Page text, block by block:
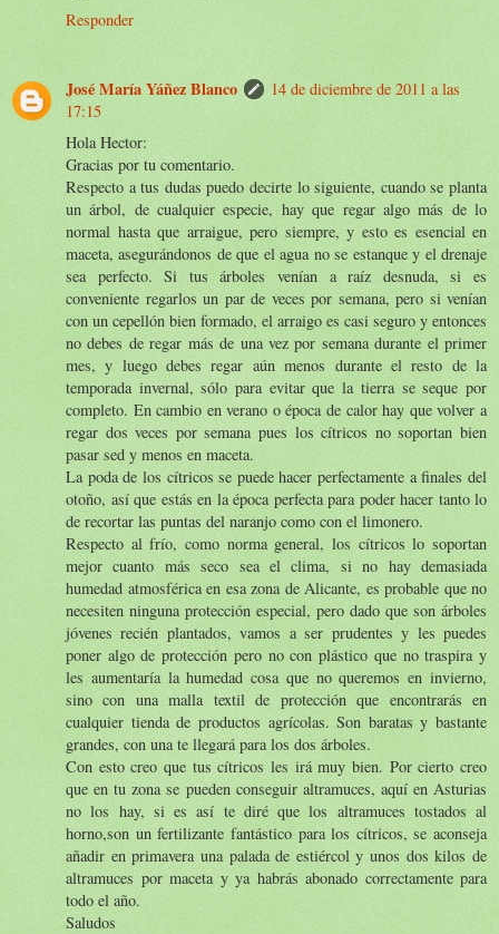
Responder
José María Yáñez Blanco
14 de diciembre de 2011 a las
17:15
Hola Hector:
Gracias por tu comentario.
Respecto a tus dudas puedo decirte lo siguiente, cuando se planta
un árbol, de cualquier especie, hay que regar algo más de lo
normal hasta que arraigue, pero siempre, y esto es esencial en
maceta, asegurándonos de que el agua no se estanque y el drenaje
sea perfecto. Si tus árboles venían a raíz desnuda, si es
conveniente regarlos un par de veces por semana, pero si venían
con un cepellón bien formado, el arraigo es casi seguro y entonces
no debes de regar más de una vez por semana durante el primer
mes, y luego debes regar aún menos durante el resto de la
temporada invernal, sólo para evitar que la tierra se seque por
completo. En cambio en verano o época de calor hay que volver a
regar dos veces por semana pues los cítricos no soportan bien
pasar sed y menos en maceta.
La poda de los cítricos se puede hacer perfectamente a finales del
otoño, así que estás en la época perfecta para poder hacer tanto lo
de recortar las puntas del naranjo como con el limonero.
Respecto al frío, como norma general, los cítricos lo soportan
mejor cuanto más seco sea el clima, si no hay demasiada
humedad atmosférica en esa zona de Alicante, es probable que no
necesiten ninguna protección especial, pero dado que son árboles
jóvenes recién plantados, vamos a ser prudentes y les puedes
poner algo de protección pero no con plástico que no traspira y
les aumentaría la humedad cosa que no queremos en invierno,
sino con una malla textil de protección que encontrarás en
cualquier tienda de productos agrícolas. Son baratas y bastante
grandes, con una te llegará para los dos árboles.
Con esto creo que tus cítricos les irá muy bien. Por cierto creo
que en tu zona se pueden conseguir altramuces, aquí en Asturias
no los hay, si es así te diré que los altramuces tostados al
horno,son un fertilizante fantástico para los cítricos, se aconseja
añadir en primavera una palada de estiércol y unos dos kilos de
altramuces por maceta y ya habrás abonado correctamente para
todo el año.
Saludos